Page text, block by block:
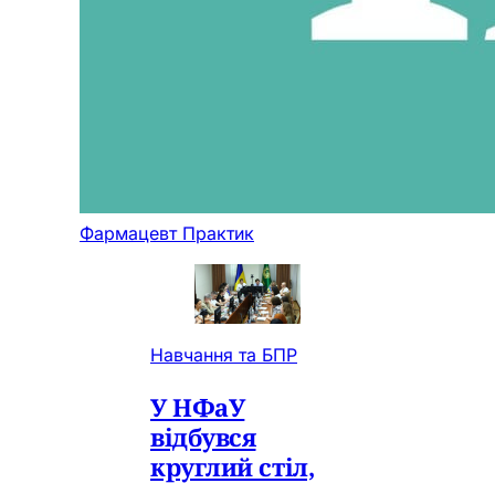
Фармацевт Практик
Навчання та БПР
У НФаУ
відбувся
круглий стіл,